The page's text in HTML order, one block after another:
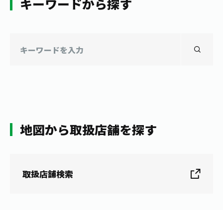
キーワードから探す
地図から取扱店舗を探す
取扱店舗検索